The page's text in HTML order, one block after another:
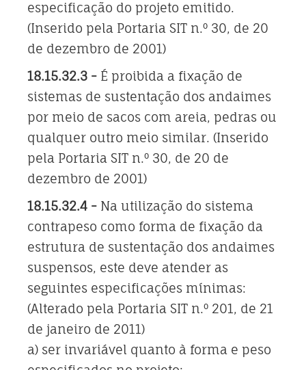
especificação do projeto emitido.
(Inserido pela Portaria SIT n.º 30, de 20
de dezembro de 2001)
18.15.32.3 - É proibida a fixação de
sistemas de sustentação dos andaimes
por meio de sacos com areia, pedras ou
qualquer outro meio similar. (Inserido
pela Portaria SIT n.º 30, de 20 de
dezembro de 2001)
18.15.32.4 - Na utilização do sistema
contrapeso como forma de fixação da
estrutura de sustentação dos andaimes
suspensos, este deve atender as
seguintes especificações mínimas:
(Alterado pela Portaria SIT n.º 201, de 21
de janeiro de 2011)
a) ser invariável quanto à forma e peso